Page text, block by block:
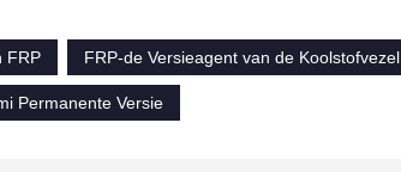
FRP
FRP-de Versieagent van de Koolstofvezel
Permanente Versie